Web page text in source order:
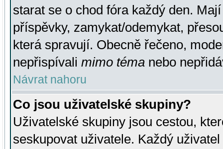
starat se o chod fóra každý den.
příspěvky, zamykat/odemykat,
která spravují. Obecně řečeno,
nepřispívali mimo téma nebo
Návrat nahoru
Co jsou uživatelské skupiny?
Uživatelské skupiny jsou cestou,
seskupovat uživatele. Každý